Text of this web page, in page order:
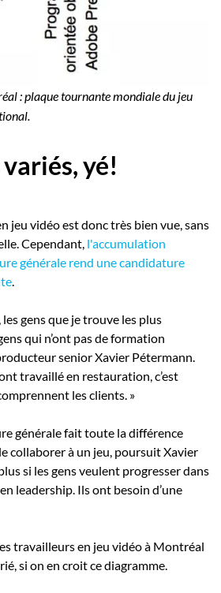
: plaque tournante mondiale du jeu
yé!
jeu vidéo est donc très bien vue, sans
Cependant, l'accumulation
générale rend une candidature
.
gens que je trouve les plus
qui n’ont pas de formation
senior Xavier Pétermann.
travaillé en restauration, c’est
les clients. »
générale fait toute la différence
collaborer à un jeu, poursuit Xavier
si les gens veulent progresser dans
leadership. Ils ont besoin d’une
travailleurs en jeu vidéo à Montréal
si on en croit ce diagramme.